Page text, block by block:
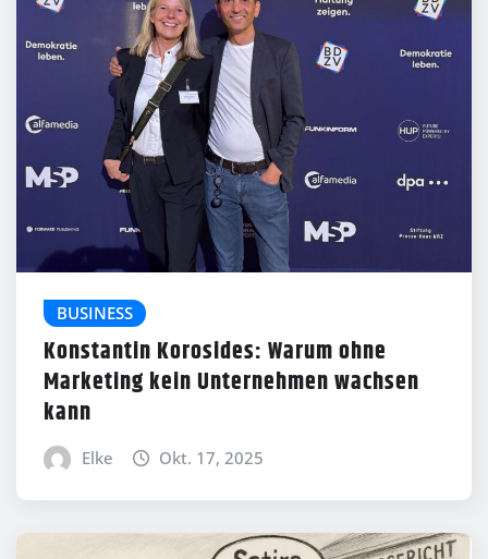
BUSINESS
Konstantin Korosides: Warum ohne
Marketing kein Unternehmen wachsen
kann
Elke Okt. 17, 2025